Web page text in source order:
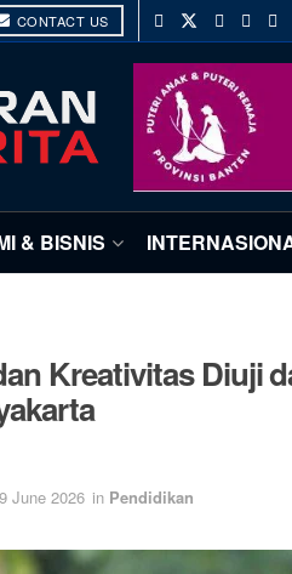
CONTACT US
& BISNIS
Kreativitas Diuji
June 2026 in Pendidikan